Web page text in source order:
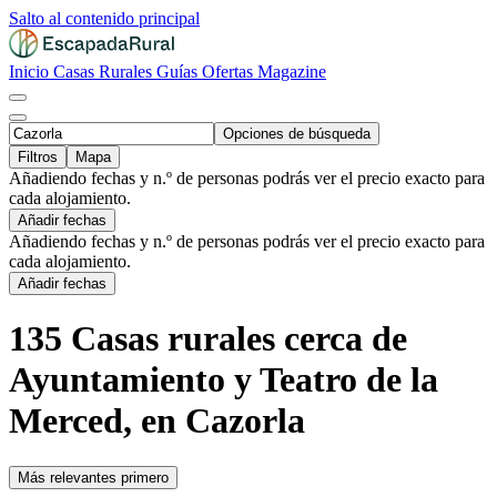
Salto al contenido principal
Inicio Casas Rurales Guías Ofertas Magazine
Opciones de búsqueda
Filtros
Mapa
Añadiendo fechas y n.º de personas podrás ver el precio exacto para
cada alojamiento.
Añadir fechas
Añadiendo fechas y n.º de personas podrás ver el precio exacto para
cada alojamiento.
Añadir fechas
135 Casas rurales cerca de
Ayuntamiento y Teatro de la
Merced, en Cazorla
Más relevantes primero